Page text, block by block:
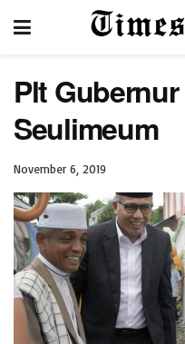
Plt
Seulimeum
November 6, 2019